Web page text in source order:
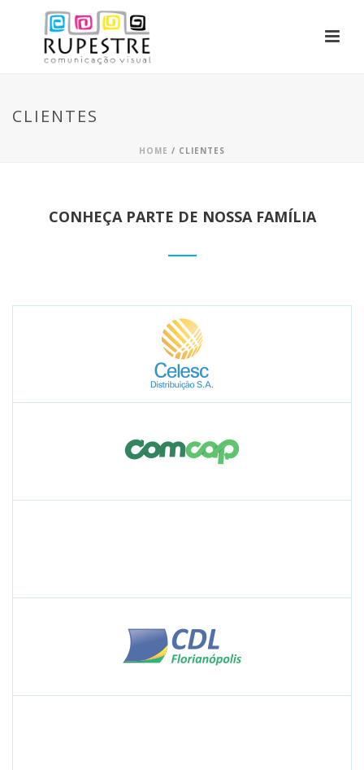
CLIENTES
HOME / CLIENTES
CONHEÇA PARTE DE NOSSA FAMÍLIA